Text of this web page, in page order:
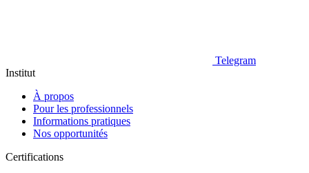
Telegram
Institut
À propos
Pour les professionnels
Informations pratiques
Nos opportunités
Certifications